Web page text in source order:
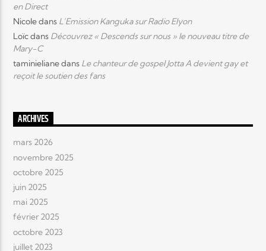
en Direct
Nicoledans L’Emission Kanguka sur Radio Elyon
Loïcdans Découvrez « Descends sur nous » le nouveau titre de
Mary-C
taminielianedans Le chanteur de gospel Jotta A devient gay et
reçoit le soutien des fans
ARCHIVES
mars 2026
novembre 2025
octobre 2025
juin 2025
mai 2025
février 2025
octobre 2023
juillet 2023